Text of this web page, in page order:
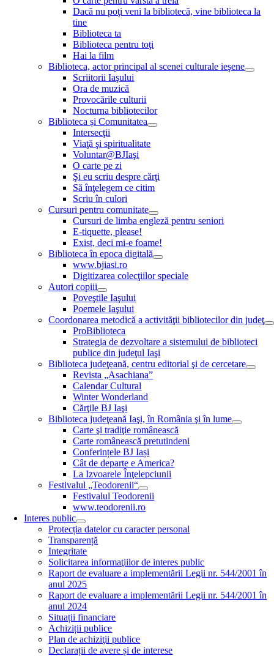
Dacă nu poţi veni la bibliotecă, vine biblioteca la
tine
Biblioteca ta
Biblioteca pentru toţi
Hai la film
Biblioteca, actor principal al scenei culturale ieşene
Scriitorii Iaşului
Ora de muzică
Provocările culturii
Nocturna bibliotecilor
Biblioteca și Comunitatea
Intersecţii
Viaţă şi spiritualitate
Voluntar@BJIaşi
O carte pe zi
Şi eu scriu despre cărţi
Să înţelegem ce citim
Scriu în culori
Cursuri pentru comunitate
Cursuri de limba engleză pentru seniori
E-tiquette, please!
Exist, deci mi-e foame!
Biblioteca în epoca digitală
www.bjiasi.ro
Digitizarea colecţiilor speciale
Autori copiii
Poveştile Iaşului
Poemele Iaşului
Coordonarea metodică a activităţii bibliotecilor din judeţ
ProBiblioteca
Strategia de dezvoltare a sistemului de biblioteci
publice din judeţul Iaşi
Biblioteca judeţeană, centru editorial şi de cercetare
Revista „Asachiana”
Calendar Cultural
Winter Wonderland
Cărţile BJ Iaşi
Biblioteca judeţeană Iaşi, în România şi în lume
Carte şi tradiţie românească
Carte românească pretutindeni
Conferințele BJ Iași
Cât de departe e America?
La Izvoarele Înţelepciunii
Festivalul „Teodorenii“
Festivalul Teodorenii
www.teodorenii.ro
Interes public
Protecția datelor cu caracter personal
Transparență
Integritate
Solicitarea informaţiilor de interes public
Raport de evaluare a implementării Legii nr. 544/2001 în
anul 2025
Raport de evaluare a implementării Legii nr. 544/2001 în
anul 2024
Situații financiare
Achiziții publice
Plan de achiziţii publice
Declarații de avere și de interese